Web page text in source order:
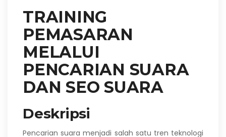
TRAINING
PEMASARAN
MELALUI
PENCARIAN SUARA
DAN SEO SUARA
Deskripsi
Pencarian suara menjadi salah satu tren teknologi